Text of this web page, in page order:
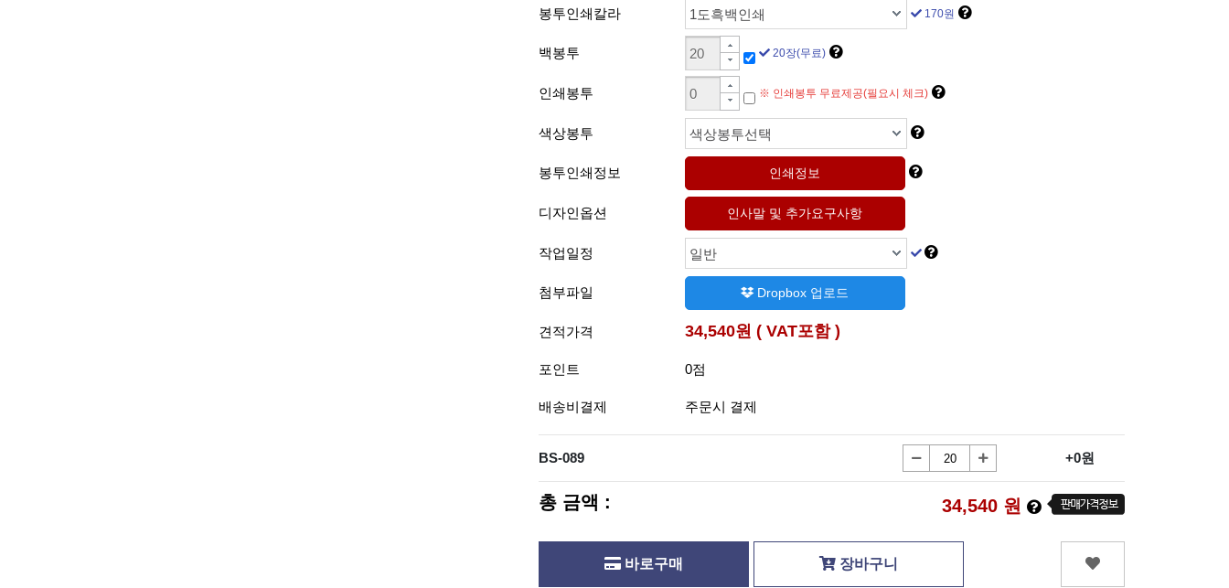
봉투인쇄칼라 1도흑백인쇄 170원
백봉투 20장(무료)
인쇄봉투 ※ 인쇄봉투 무료제공(필요시 체크)
색상봉투 색상봉투선택
봉투인쇄정보
디자인옵션
작업일정 일반
첨부파일 Dropbox 업로드
견적가격 34,540원 ( VAT포함 )
포인트 0점
배송비결제 주문시 결제
BS-089 +0원
총 금액 : 34,540 원
바로구매 장바구니